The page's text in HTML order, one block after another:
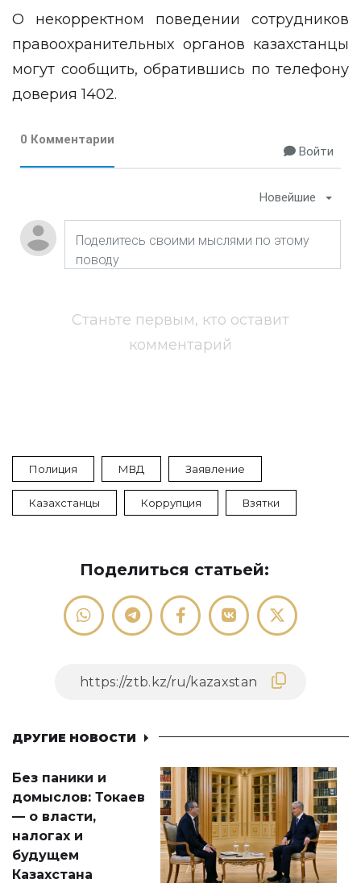
О некорректном поведении сотрудников
правоохранительных органов казахстанцы
могут сообщить, обратившись по телефону
доверия 1402.
0 Комментарии
Войти
Новейшие
Станьте первым, кто оставит
комментарий
Полиция МВД Заявление
Казахстанцы Коррупция Взятки
Поделиться статьей:
ДРУГИЕ НОВОСТИ
Без паники и
домыслов: Токаев
— о власти,
налогах и
будущем
Казахстана